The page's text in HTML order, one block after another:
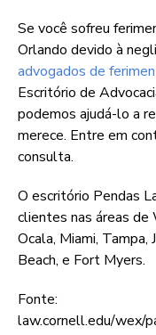
Se você sofreu
Orlando devido à
advogados de
Escritório de
podemos ajudá-lo a
merece. Entre em
consulta.
O escritório Pendas
clientes nas áreas
Ocala, Miami,
Beach, e Fort Myers.
Fonte:
law.cornell.edu/wex/